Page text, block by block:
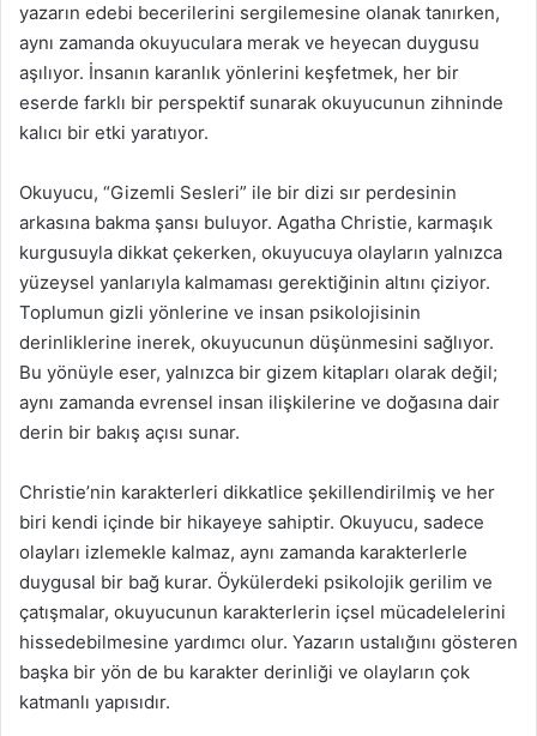
yazarın edebi becerilerini sergilemesine olanak tanırken,
aynı zamanda okuyuculara merak ve heyecan duygusu
aşılıyor. İnsanın karanlık yönlerini keşfetmek, her bir
eserde farklı bir perspektif sunarak okuyucunun zihninde
kalıcı bir etki yaratıyor.
Okuyucu, “Gizemli Sesleri” ile bir dizi sır perdesinin
arkasına bakma şansı buluyor. Agatha Christie, karmaşık
kurgusuyla dikkat çekerken, okuyucuya olayların yalnızca
yüzeysel yanlarıyla kalmaması gerektiğinin altını çiziyor.
Toplumun gizli yönlerine ve insan psikolojisinin
derinliklerine inerek, okuyucunun düşünmesini sağlıyor.
Bu yönüyle eser, yalnızca bir gizem kitapları olarak değil;
aynı zamanda evrensel insan ilişkilerine ve doğasına dair
derin bir bakış açısı sunar.
Christie’nin karakterleri dikkatlice şekillendirilmiş ve her
biri kendi içinde bir hikayeye sahiptir. Okuyucu, sadece
olayları izlemekle kalmaz, aynı zamanda karakterlerle
duygusal bir bağ kurar. Öykülerdeki psikolojik gerilim ve
çatışmalar, okuyucunun karakterlerin içsel mücadelelerini
hissedebilmesine yardımcı olur. Yazarın ustalığını gösteren
başka bir yön de bu karakter derinliği ve olayların çok
katmanlı yapısıdır.